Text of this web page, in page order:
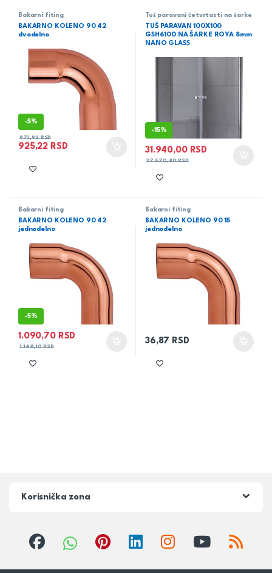
Bakarni fiting
BAKARNO KOLENO 90 42
dvodelno
-5%
925,22 RSD
973,92RSD
Tuš paravani četvrtasti na šarke
TUŠ PARAVAN 100X100
GSH6100 NA ŠARKE ROYA 8mm
NANO GLASS
-15%
31.940,00 RSD
37.570,80RSD
Bakarni fiting
BAKARNO KOLENO 90 42
jednodelno
-5%
1.090,70 RSD
1.148,10RSD
Bakarni fiting
BAKARNO KOLENO 90 15
jednodelno
36,87 RSD
Korisnička zona